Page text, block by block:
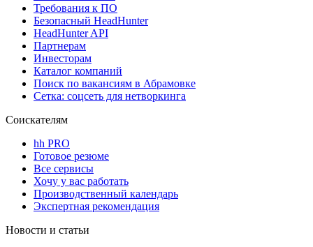
Требования к ПО
Безопасный HeadHunter
HeadHunter API
Партнерам
Инвесторам
Каталог компаний
Поиск по вакансиям в Абрамовке
Сетка: соцсеть для нетворкинга
Соискателям
hh PRO
Готовое резюме
Все сервисы
Хочу у вас работать
Производственный календарь
Экспертная рекомендация
Новости и статьи